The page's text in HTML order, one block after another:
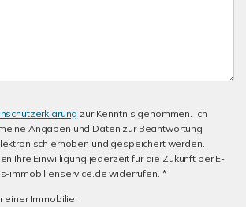
zur Kenntnis genommen. Ich
Angaben und Daten zur Beantwortung
erhoben und gespeichert werden.
Ihre Einwilligung jederzeit für die Zukunft per E-
immobilienservice.de widerrufen. *
einer Immobilie.